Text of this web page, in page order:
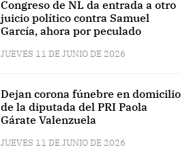
Congreso de NL da entrada a otro
juicio político contra Samuel
García, ahora por peculado
JUEVES 11 DE JUNIO DE 2026
Dejan corona fúnebre en domicilio
de la diputada del PRI Paola
Gárate Valenzuela
JUEVES 11 DE JUNIO DE 2026